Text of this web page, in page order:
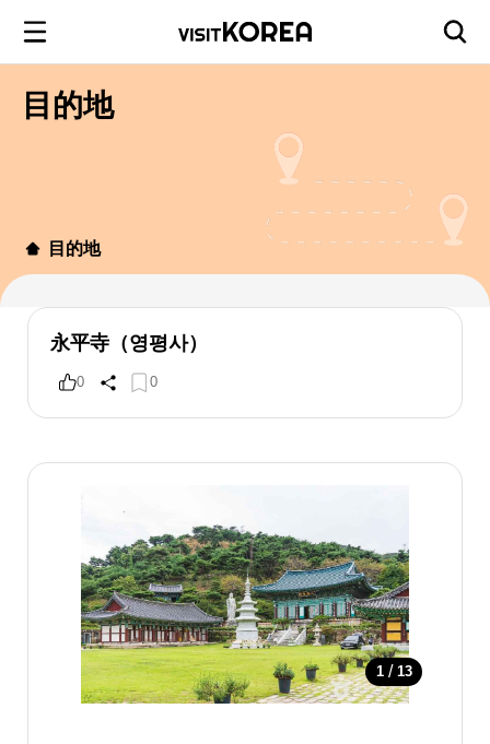
目的地
目的地
永平寺（영평사）
0 0
1 / 13